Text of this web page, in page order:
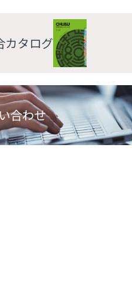
カタログ
合わせ